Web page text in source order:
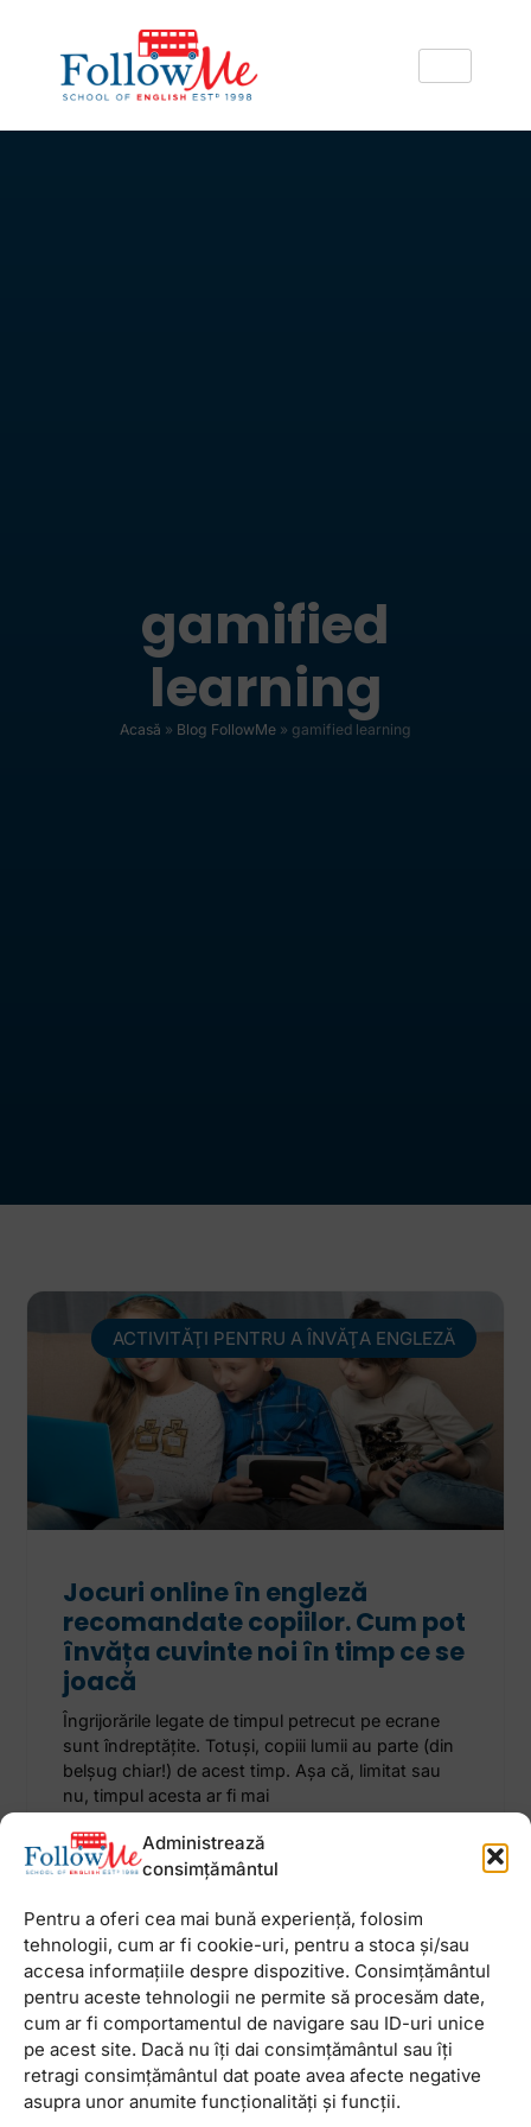
Administrează
consimțământul
Pentru a oferi cea mai bună experiență, folosim
tehnologii, cum ar fi cookie-uri, pentru a stoca și/sau
accesa informațiile despre dispozitive. Consimțământul
pentru aceste tehnologii ne permite să procesăm date,
cum ar fi comportamentul de navigare sau ID-uri unice
pe acest site. Dacă nu îți dai consimțământul sau îți
retragi consimțământul dat poate avea afecte negative
asupra unor anumite funcționalități și funcții.
gamified
learning
Acasă » Blog FollowMe » gamified learning
ACTIVITĂŢI PENTRU A ÎNVĂŢA ENGLEZĂ
Jocuri online în engleză
recomandate copiilor. Cum pot
învăța cuvinte noi în timp ce se
joacă
Îngrijorările legate de timpul petrecut pe ecrane
sunt îndreptățite. Totuși, copiii lumii au parte (din
belșug chiar!) de acest timp. Așa că, limitat sau
nu, timpul acesta ar fi mai
3 februarie 2026 Niciun comentariu
Newsletter